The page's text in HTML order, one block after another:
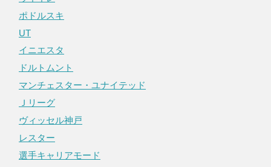
ポドルスキ
UT
イニエスタ
ドルトムント
マンチェスター・ユナイテッド
Ｊリーグ
ヴィッセル神戸
レスター
選手キャリアモード